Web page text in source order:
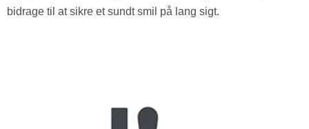
bidrage til at sikre et sundt smil på lang sigt.